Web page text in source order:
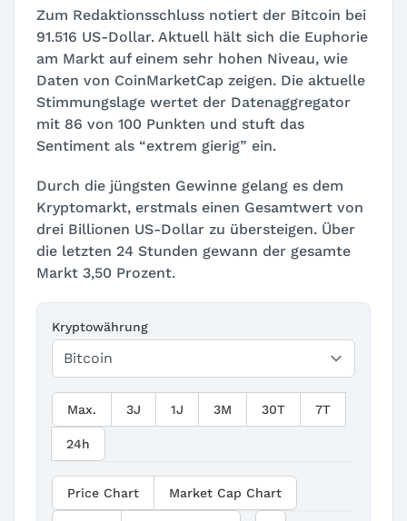
Zum Redaktionsschluss notiert der Bitcoin bei
91.516 US-Dollar. Aktuell hält sich die Euphorie
am Markt auf einem sehr hohen Niveau, wie
Daten von CoinMarketCap zeigen. Die aktuelle
Stimmungslage wertet der Datenaggregator
mit 86 von 100 Punkten und stuft das
Sentiment als “extrem gierig” ein.
Durch die jüngsten Gewinne gelang es dem
Kryptomarkt, erstmals einen Gesamtwert von
drei Billionen US-Dollar zu übersteigen. Über
die letzten 24 Stunden gewann der gesamte
Markt 3,50 Prozent.
Kryptowährung
Max. 3J 1J 3M 30T 7T
24h
Price Chart Market Cap Chart